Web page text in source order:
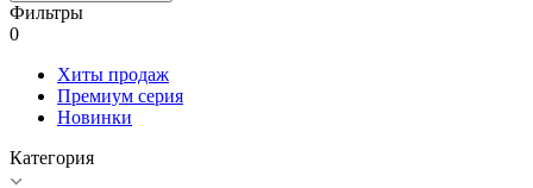
Фильтры
0
Хиты продаж
Премиум серия
Новинки
Категория